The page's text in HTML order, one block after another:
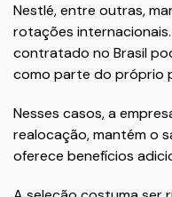
Nestlé, entre outras,
rotações
contratado no Brasil
como parte do próprio
Nesses casos, a
realocação, mantém o
oferece benefícios